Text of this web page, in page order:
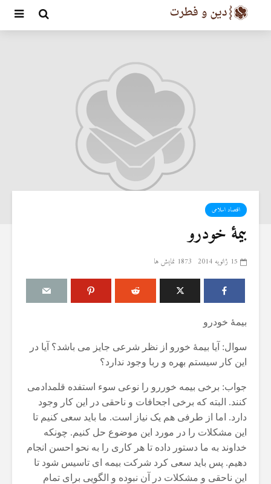
اقتصاد اسلامی
بیمۀ خودرو
15 ژانویه 2014 1873 نمایش ها
بیمۀ خودرو
سوال: آیا بیمۀ خورو از نظر شرعی جایز می باشد؟ آیا در
این کار سیستم بهره و ربا وجود ندارد؟
جواب: برخی بیمه خوررو را نوعی سوء استفده قلمدادمی
کنند. البته که برخی اجحافات و ناحقی در این کار وجود
دارد. اما از طرفی هم یک نیاز است. ما باید سعی کنیم تا
این مشکلات را در مورد این موضوع حل کنیم. چونکه
خداوند به ما دستور داده تا هر کاری را به نحو احسن انجام
دهیم. پس باید سعی کرد شرکت بیمه ای تاسیس شود تا
این ناحقی و مشکلات در آن نبوده و الگویی برای تمام
دیگری
مقصود از «کتاب مکنون»
در آیه ۷۸ سوره واقعه
18 نمایش ها
آیا سوراخ کردن کشتی،
کشتن آن نوجوان و ساختن
دیوار، ارتباطی با علم غیبِ
آینده داشت؟
8 جولای 2026
24 نمایش ها
بی‌وضو